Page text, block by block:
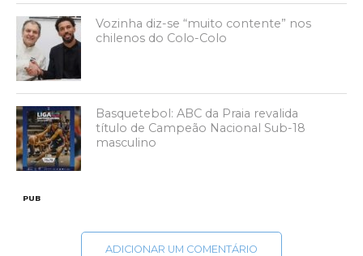
Vozinha diz-se “muito contente” nos
chilenos do Colo-Colo
Basquetebol: ABC da Praia revalida
título de Campeão Nacional Sub-18
masculino
PUB
ADICIONAR UM COMENTÁRIO